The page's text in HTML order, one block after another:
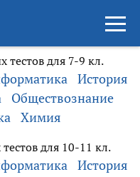
тестов для 7-9 кл.
История
Обществознание
Химия
для 10-11 кл.
История